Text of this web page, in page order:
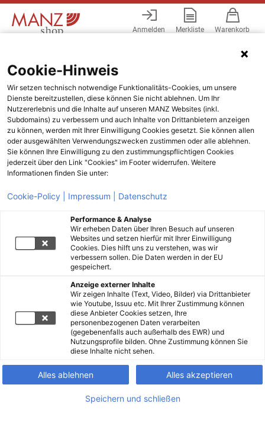
Anmelden Merkliste Warenkorb
Cookie-Hinweis
Wir setzen technisch notwendige Funktionalitäts-Cookies, um unsere
Dienste bereitzustellen, diese können Sie nicht ablehnen. Um Ihr
Nutzererlebnis und die Inhalte auf unseren MANZ Websites (inkl.
Subdomains) zu verbessern und auch Inhalte von Drittanbietern anzeigen
zu können, werden mit Ihrer Einwilligung Cookies gesetzt. Sie können allen
oder ausgewählten Verwendungszwecken zustimmen oder alle ablehnen.
Sie können Ihre Einwilligung zu den zustimmungspflichtigen Cookies
jederzeit über den Link "Cookies" im Footer widerrufen. Weitere
Informationen finden Sie unter:
Cookie-Policy | Impressum | Datenschutz
Performance & Analyse
Wir erheben Daten über Ihren Besuch auf unseren
Websites und setzen hierfür mit Ihrer Einwilligung
Cookies. Dies hilft uns zu verstehen, was wir
verbessern sollen. Die Daten werden in der EU
gespeichert.
Anzeige externer Inhalte
Wir zeigen Inhalte (Text, Video, Bilder) via Drittanbieter
wie Youtube, Issuu etc. Mit Ihrer Zustimmung können
diese Anbieter Cookies setzen, Ihre
personenbezogenen Daten verarbeiten
(gegebenenfalls auch außerhalb des EWR) und
Nutzungsprofile bilden. Ohne Zustimmung können Sie
diese Inhalte nicht sehen.
Alles ablehnen Alles akzeptieren
Speichern und schließen